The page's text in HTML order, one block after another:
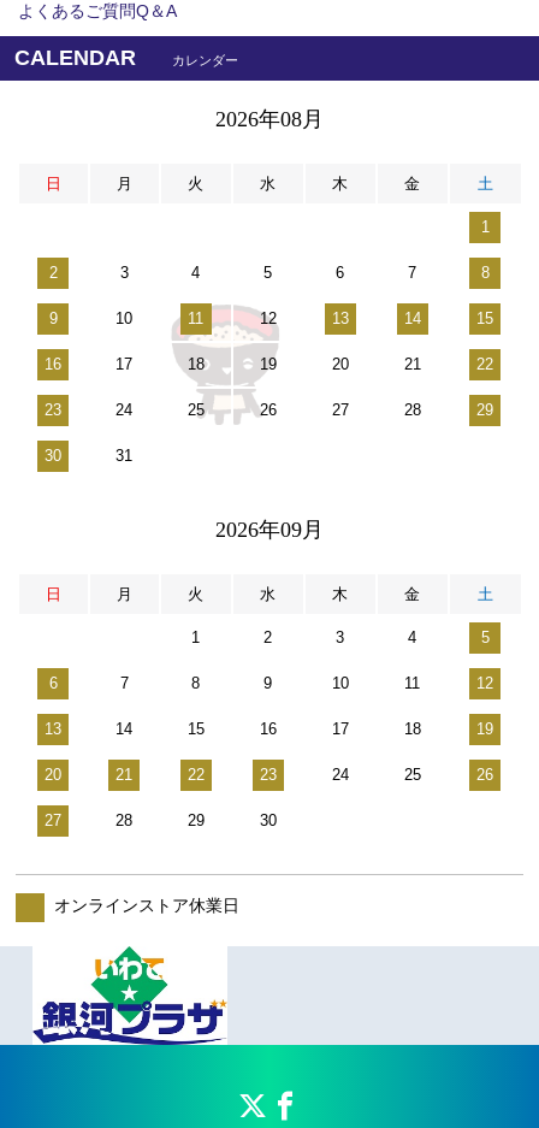
よくあるご質問Q＆A
CALENDAR カレンダー
2026年08月
日 月 火 水 木 金 土
1
2 3 4 5 6 7 8
9 10 11 12 13 14 15
16 17 18 19 20 21 22
23 24 25 26 27 28 29
30 31
2026年09月
日 月 火 水 木 金 土
1 2 3 4 5
6 7 8 9 10 11 12
13 14 15 16 17 18 19
20 21 22 23 24 25 26
27 28 29 30
オンラインストア休業日